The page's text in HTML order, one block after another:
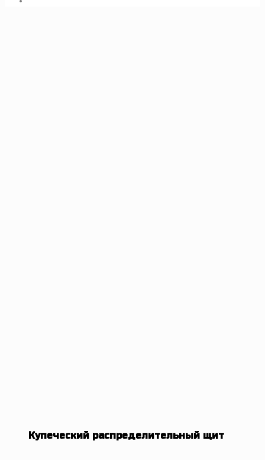
	Купеческий распределительный щит